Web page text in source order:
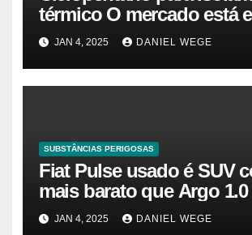
térmico O mercado está
agora. Vamos entender o
tamanho do mercado, a
participação e a previsão
JAN 4, 2025 DANIEL WEGE
SUBSTÂNCIAS PERIGOSAS
Fiat Pulse usado é SUV
mais barato que Argo 1.0
quilômetro
JAN 4, 2025 DANIEL WEGE